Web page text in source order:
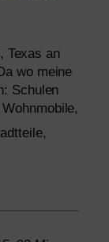
Texas an
wo mei­ne
Schulen